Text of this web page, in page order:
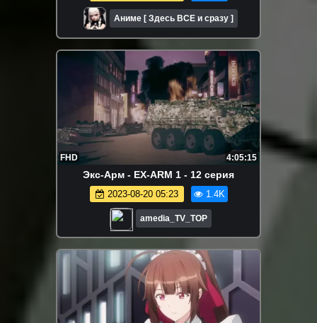
Аниме [ Здесь ВСЕ и сразу ]
FHD 4:05:15
Экс-Арм - EX-ARM 1 - 12 серия
2023-08-20 05:23 1.4K
amedia_TV_TOP